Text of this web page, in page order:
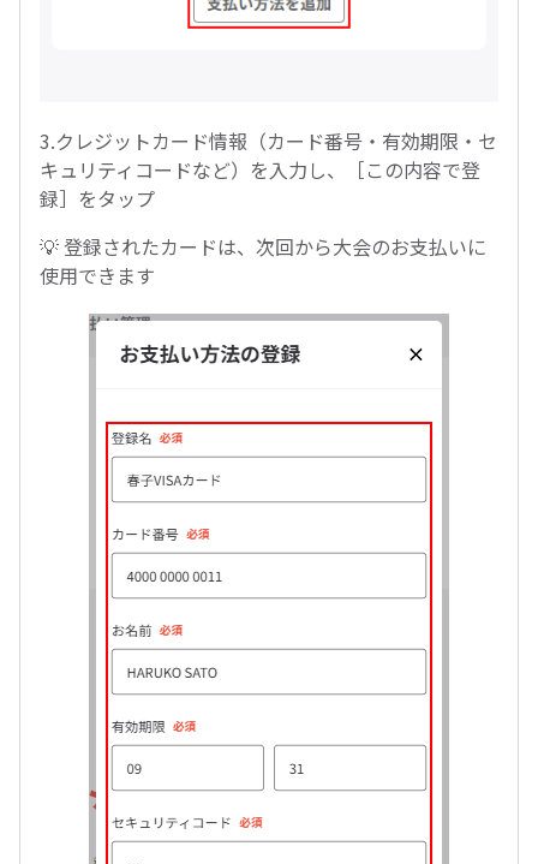
3.クレジットカード情報（カード番号・有効期限・セ
キュリティコードなど）を入力し、［この内容で登
録］をタップ
💡 登録されたカードは、次回から大会のお支払いに
使用できます